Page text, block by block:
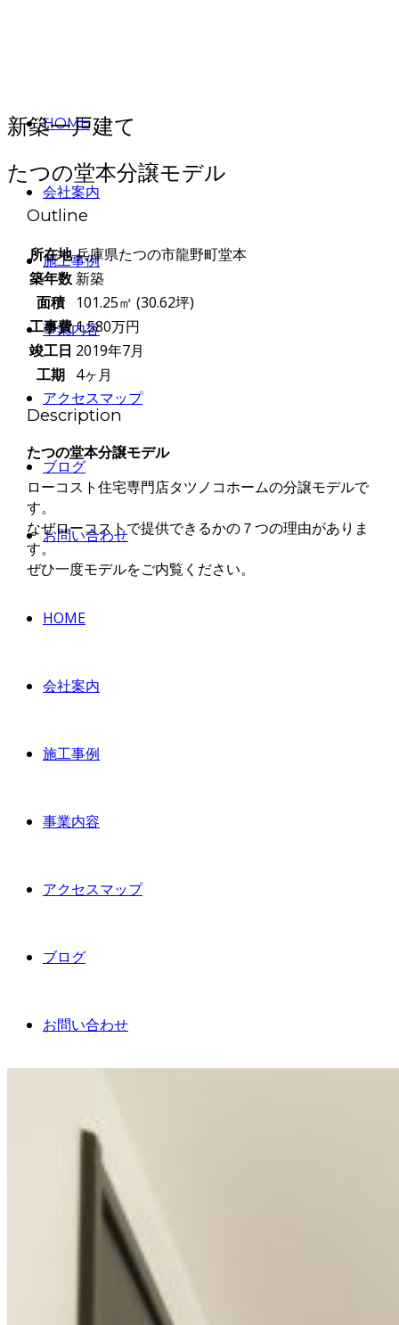
HOME
会社案内
施工事例
事業内容
アクセスマップ
ブログ
お問い合わせ
HOME
会社案内
施工事例
事業内容
アクセスマップ
ブログ
お問い合わせ
新築一戸建て
たつの堂本分譲モデル
Outline
所在地兵庫県たつの市龍野町堂本
築年数 新築
面積
101.25㎡ (30.62坪)
工事費1,580万円
竣工日 2019年7月
工期
4ヶ月
Description
たつの堂本分譲モデル
ローコスト住宅専門店タツノコホームの分譲モデルで
す。
なぜローコストで提供できるかの７つの理由がありま
す。
ぜひ一度モデルをご内覧ください。